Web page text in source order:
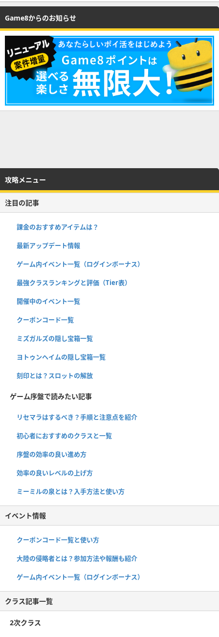
Game8からのお知らせ
攻略メニュー
注目の記事
課金のおすすめアイテムは？
最新アップデート情報
ゲーム内イベント一覧（ログインボーナス）
最強クラスランキングと評価（Tier表）
開催中のイベント一覧
クーポンコード一覧
ミズガルズの隠し宝箱一覧
ヨトゥンヘイムの隠し宝箱一覧
刻印とは？スロットの解放
ゲーム序盤で読みたい記事
リセマラはするべき？手順と注意点を紹介
初心者におすすめのクラスと一覧
序盤の効率の良い進め方
効率の良いレベルの上げ方
ミーミルの泉とは？入手方法と使い方
イベント情報
クーポンコード一覧と使い方
大陸の侵略者とは？参加方法や報酬も紹介
ゲーム内イベント一覧（ログインボーナス）
クラス記事一覧
2次クラス